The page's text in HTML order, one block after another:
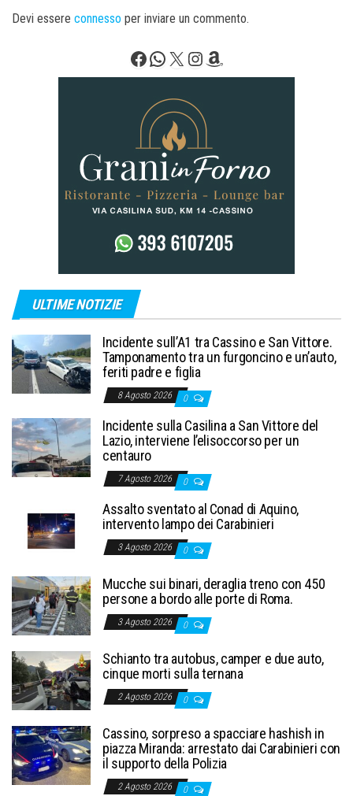
Devi essere connesso per inviare un commento.
Facebook
WhatsApp
X Instagram
Amazon
ULTIME NOTIZIE
Incidente sull’A1 tra Cassino e San Vittore.
Tamponamento tra un furgoncino e un’auto,
feriti padre e figlia
8 Agosto 2026 0
Incidente sulla Casilina a San Vittore del
Lazio, interviene l’elisoccorso per un
centauro
7 Agosto 2026 0
Assalto sventato al Conad di Aquino,
intervento lampo dei Carabinieri
3 Agosto 2026 0
Mucche sui binari, deraglia treno con 450
persone a bordo alle porte di Roma.
3 Agosto 2026 0
Schianto tra autobus, camper e due auto,
cinque morti sulla ternana
2 Agosto 2026 0
Cassino, sorpreso a spacciare hashish in
piazza Miranda: arrestato dai Carabinieri con
il supporto della Polizia
2 Agosto 2026 0